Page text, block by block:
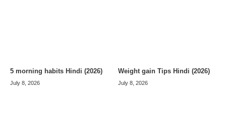
5 morning habits Hindi (2026)
July 8, 2026
Weight gain Tips Hindi (2026)
July 8, 2026